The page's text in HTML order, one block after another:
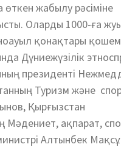
өткен жабылу рәсіміне
Оларды 1000-ға
қонақтары
Дүниежүзілік
президенті
Туризм және
Қырғызстан
Мәдениет, ақпарат,
Алтынбек